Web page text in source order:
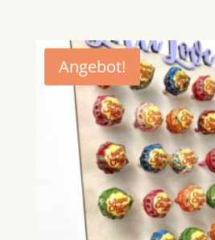
Angebot!